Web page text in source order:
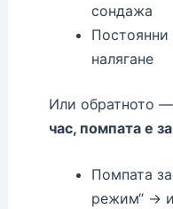
сондажа
налягане
Или обратното —
час, помпата е
Помпата
режим“ →